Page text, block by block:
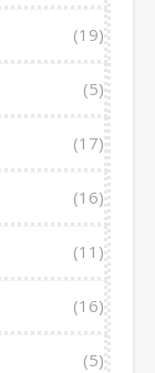
(19)
(5)
(17)
(16)
(11)
(16)
(5)